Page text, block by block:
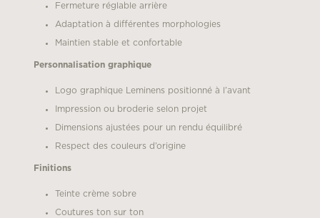
Fermeture réglable arrière
Adaptation à différentes morphologies
Maintien stable et confortable
Personnalisation graphique
Logo graphique Leminens positionné à l’avant
Impression ou broderie selon projet
Dimensions ajustées pour un rendu équilibré
Respect des couleurs d’origine
Finitions
Teinte crème sobre
Coutures ton sur ton